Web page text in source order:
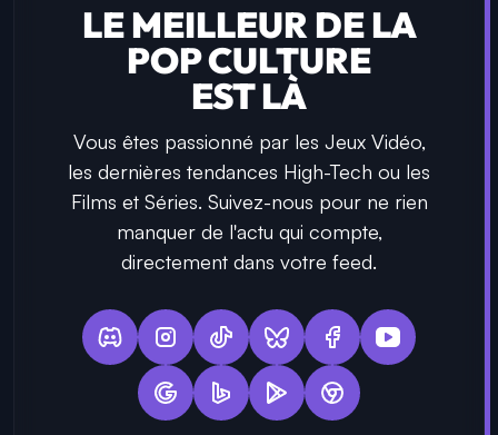
LE MEILLEUR DE LA
POP CULTURE
EST LÀ
Vous êtes passionné par les Jeux Vidéo,
les dernières tendances High-Tech ou les
Films et Séries. Suivez-nous pour ne rien
manquer de l'actu qui compte,
directement dans votre feed.